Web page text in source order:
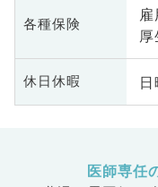
各種保険
休日休暇
医師専任